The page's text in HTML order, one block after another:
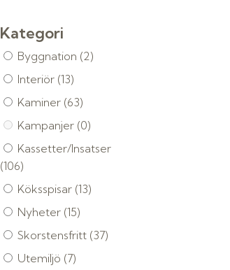
Kategori
Byggnation (2)
Interiör (13)
Kaminer (63)
Kampanjer (0)
Kassetter/Insatser
(106)
Köksspisar (13)
Nyheter (15)
Skorstensfritt (37)
Utemiljö (7)